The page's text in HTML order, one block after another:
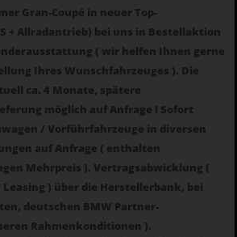
Gran-Coupé in neuer Top-
+ Allradantrieb) bei uns in Bestellaktion
( wir helfen Ihnen gerne
Ihres Wunschfahrzeuges ). Die
ca. 4 Monate, spätere
möglich auf Anfrage ! Sofort
/ Vorführfahrzeuge in diversen
auf Anfrage ( enthalten
Mehrpreis ). Vertragsabwicklung (
) über die Herstellerbank, bei
deutschen BMW Partner-
Rahmenkonditionen ).